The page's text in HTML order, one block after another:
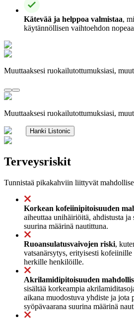
Kätevää ja helppoa valmistaa,
käytännöllisen vaihtoehdon
Muuttaaksesi ruokailutottumuksiasi,
Muuttaaksesi ruokailutottumuksiasi,
Hanki Listonic
Terveysriskit
Tunnistaä pikakahviin liittyvät
Korkean kofeiinipitoisuuden
aiheuttaa unihäiriöitä, ahdistusta ja
suurina määrinä nautittuna.
Ruoansulatusvaivojen riski,
vatsanärsytys, erityisesti
herkille henkilöille.
Akrilamidipitoisuuden
sisältää korkeampia
aikana muodostuva yhdiste ja jota
syöpävaarana suurina määrinä